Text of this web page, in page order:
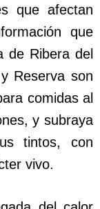
que afectan
que
de Ribera del
Reserva son
comidas al
y subraya
tintos, con
vivo.